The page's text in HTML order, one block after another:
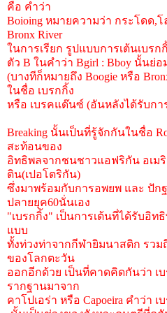
คือ คำว่า
Boioing หมายความว่า กระโดด,
Bronx River
ในการเรียก รูปแบบการเต้นเบร
ตัว B ในคำว่า Bgirl : Bboy นั้นย่อ
(บางทีก็หมายถึง Boogie หรือ
ในชื่อ เบรกกิ้ง
หรือ เบรคแด๊นซ์ (อันหลังได้รับก
Breaking นั้นเป็นที่รู้จักกันในชื่อ
สะท้อนของ
อิทธิพลจากชนชาวแอฟริกัน อเม
ติน(เปอโตริกัน)
ซึ่งมาพร้อมกับการอพยพ และ ปัก
ปลายยุค60นั่นเอง
"เบรกกิ้ง" เป็นการเต้นที่ได้รับอิท
แบบ
ทั้งท่วงท่าจากกีฬายิมนาสติก รวม
ของโลกตะวัน
ออกอีกด้วย เป็นที่คาดคิดกันว่า เ
รากฐานมาจาก
คาโปเอร่า หรือ Capoeira คำว่า เ